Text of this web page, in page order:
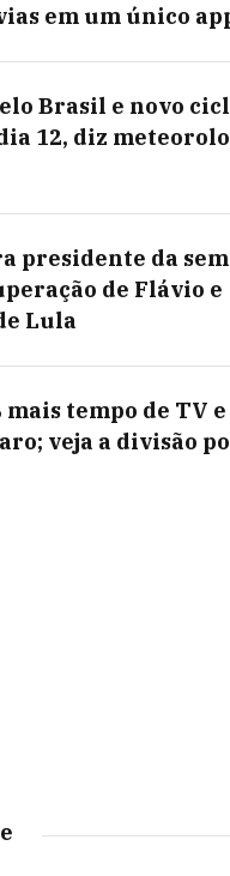
em um único
Brasil e novo
12, diz
presidente da
de Flávio e
Lula
tempo de TV
veja a divisão